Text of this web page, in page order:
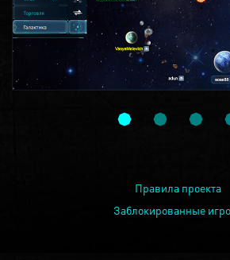
Правила проекта
Заблокированные